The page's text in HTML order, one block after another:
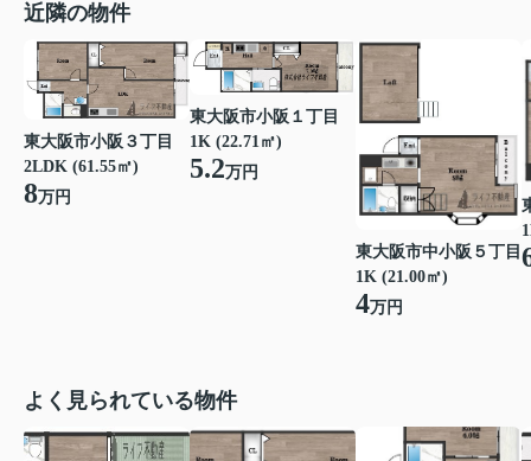
近隣の物件
東大阪市小阪３丁目
2LDK (61.55㎡)
8万円
東大阪市小阪１丁目
1K (22.71㎡)
5.2万円
東大阪市中小阪５丁目
1K (21.00㎡)
4万円
よく見られている物件